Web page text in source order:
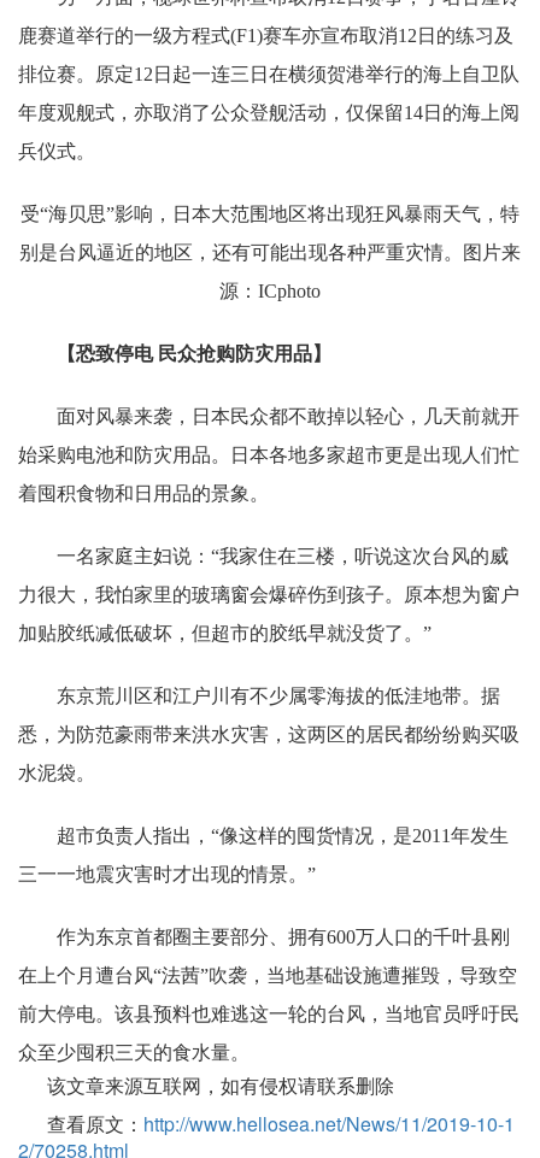
鹿赛道举行的一级方程式(F1)赛车亦宣布取消12日的练习及
排位赛。原定12日起一连三日在横须贺港举行的海上自卫队
年度观舰式，亦取消了公众登舰活动，仅保留14日的海上阅
兵仪式。
受“海贝思”影响，日本大范围地区将出现狂风暴雨天气，特
别是台风逼近的地区，还有可能出现各种严重灾情。图片来
源：ICphoto
【恐致停电 民众抢购防灾用品】
面对风暴来袭，日本民众都不敢掉以轻心，几天前就开
始采购电池和防灾用品。日本各地多家超市更是出现人们忙
着囤积食物和日用品的景象。
一名家庭主妇说：“我家住在三楼，听说这次台风的威
力很大，我怕家里的玻璃窗会爆碎伤到孩子。原本想为窗户
加贴胶纸减低破坏，但超市的胶纸早就没货了。”
东京荒川区和江户川有不少属零海拔的低洼地带。据
悉，为防范豪雨带来洪水灾害，这两区的居民都纷纷购买吸
水泥袋。
超市负责人指出，“像这样的囤货情况，是2011年发生
三一一地震灾害时才出现的情景。”
作为东京首都圈主要部分、拥有600万人口的千叶县刚
在上个月遭台风“法茜”吹袭，当地基础设施遭摧毁，导致空
前大停电。该县预料也难逃这一轮的台风，当地官员呼吁民
众至少囤积三天的食水量。
该文章来源互联网，如有侵权请联系删除
查看原文： http://www.hellosea.net/News/11/2019-10-1
2/70258.html